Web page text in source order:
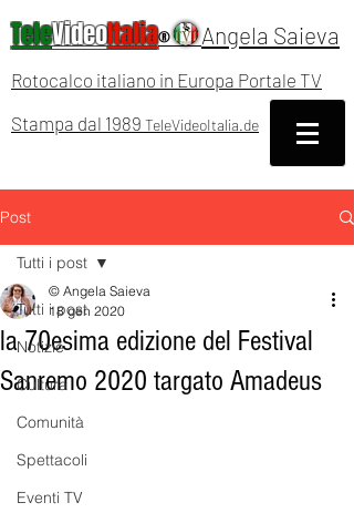
TeleVideoItalia® Angela Saieva
Rotocalco italiano in Europa Portale TV
Stampa dal 1989 TeleVideoItalia.de
Post
Tutti i post
Notizie
Cultura
Comunità
Spettacoli
Eventi TV
Tutti i post
la 70esima edizione del Festival
Sanremo 2020 targato Amadeus
© Angela Saieva
18 gen 2020